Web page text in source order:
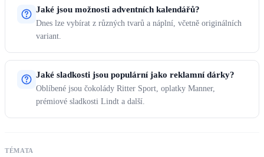
Jaké jsou možnosti adventních kalendářů?
Dnes lze vybírat z různých tvarů a náplní, včetně originálních
variant.
Jaké sladkosti jsou populární jako reklamní dárky?
Oblíbené jsou čokolády Ritter Sport, oplatky Manner,
prémiové sladkosti Lindt a další.
TÉMATA